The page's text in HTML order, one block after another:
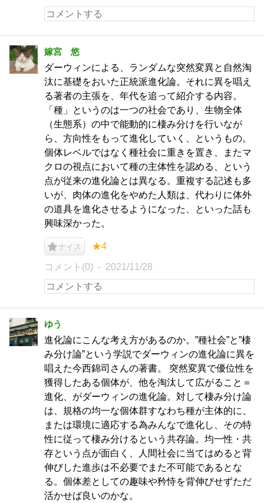
嫁宮 悠
ダーウィンによる、ランダムな突然変異と自然淘
汰に基礎をおいた正統派進化論。それに異を唱え
る著者の主張を、年代を追って紹介する内容。
「種」というのは一つの社会であり、生物全体
（生態系）の中で能動的に棲み分けを行いなが
ら、方向性をもって進化していく、というもの。
個体レベルではなく種社会に重きを置き、またマ
クロの視点において種の主体性を認める、という
点が従来の進化論とは異なる。重複する記述も多
いが、肉体の進化をやめた人類は、代わりに体外
の道具を進化させるようになった、といった話も
興味深かった。
ナイス ★4
コメント(0) 2021/11/28
ゆう
進化論にこんな考え方があるのか。”種社会”と”棲
み分け論”という学説でダーウィンの進化論に異を
唱えた今西錦司さんの著書。 突然変異で優位性を
獲得したある個体が、他を淘汰して広がること＝
進化、がダーウィンの進化論。対して棲み分け論
は、規格の均一な個体群すなわち種が主体的に、
または環境に適応する為みんなで進化し、その特
性に従って棲み分けるという共存論。均一性・共
存という点が面白く、人間社会に当てはめると背
伸びした進歩は不必要でまた不可能であるとな
る。個体差としての趣味や矜恃を背伸びせずただ
活かせば良いのかな。